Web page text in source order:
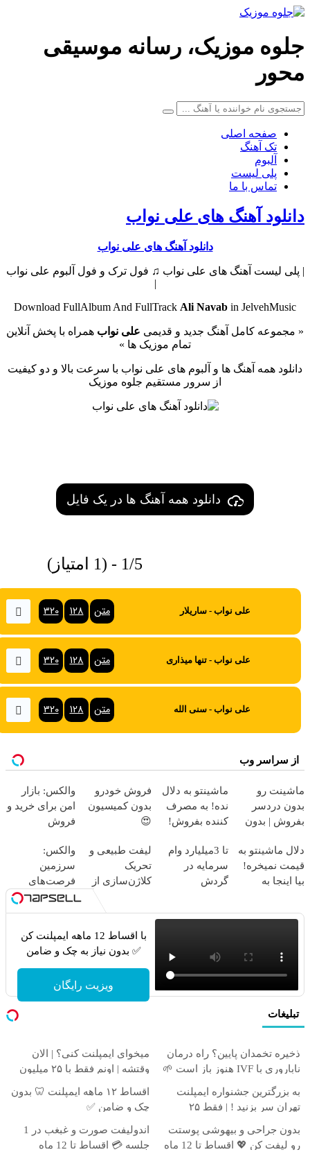
جلوه موزیک، رسانه موسیقی
محور
صفحه اصلی
تک آهنگ
آلبوم
پلی لیست
تماس با ما
دانلود آهنگ های علی نواب
دانلود آهنگ های علی نواب
| پلی لیست آهنگ های علی نواب ♫ فول ترک و فول آلبوم علی نواب
Download FullAlbum And FullTrackAli Navabin JelvehMusic
« مجموعه کامل آهنگ جدید و قدیمی علی نوابهمراه با پخش آنلاین
تمام موزیک ها »
دانلود همه آهنگ ها و آلبوم های علی نواب با سرعت بالا و دو کیفیت
از سرور مستقیم جلوه موزیک
دانلود همه آهنگ ها در یک فایل
1/5 - (1 امتیاز)
علی نواب - ساریلار متن 128
320
علی نواب - تنها میذاری متن 128
320
علی نواب - سنی الله متن 128
320
از سراسر وب
ماشینت رو
بدون دردسر
بفروش | بدون
ماشینتو به دلال
نده! به مصرف
کننده بفروش!
یک تماس
فروش خودرو
بدون کمیسیون
😍
والکس: بازار
امن برای خرید و
فروش
دیجیتال
دلال ماشینتو به
قیمت نمیخره!
بیا اینجا به
بفروش*فقط
تا 3میلیارد وام
سرمایه در
گردش
فروشگاهت رو
لیفت طبیعی و
تحریک
کلاژن‌سازی از
داخل پوست با
24ماه ماندگاری
والکس:
سرزمین
فرصت‌های
سرمایه‌گذاری
دیجیتال شما
با اقساط 12 ماهه ایمپلنت کن
✅ بدون نیاز به چک و ضامن
ویزیت رایگان
تبلیغات
ذخیره تخمدان پایین؟ راه درمان
ناباروری با IVF هنوز باز است 🌱
میخوای ایمپلنت کنی؟ | الان
وقتشه | اونم فقط با ۲۵ میلیون
به بزرگترین جشنواره ایمپلنت
تهران سر بزنید ! | فقط ۲۵
اقساط ۱۲ ماهه ایمپلنت 🦷 بدون
چک و ضامن ✅
بدون جراحی و بیهوشی پوستت
رو لیفت کن 💖 اقساط تا 12 ماه
جلسه 💳 اقساط تا 12 ماه